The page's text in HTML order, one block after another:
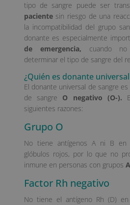
tipo de sangre puede ser
pacientesin riesgo de una
la incompatibilidad del grupo
donante es especialmente
de emergencia, cuando
determinar el tipo de sangre del
¿Quién es donante
El donante universal de sangre
de sangre O negativo (O-).
siguientes razones:
Grupo O
No tiene antígenos A ni B en
glóbulos rojos, por lo que no
inmune en personas con grupos
Factor Rh negativo
No tiene el antígeno Rh (D)